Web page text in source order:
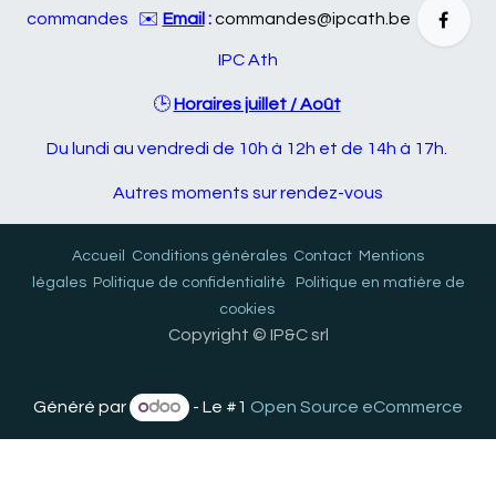
commandes ✉️ Email :commandes@ipcath.be
IPC Ath
🕒 Horaires juillet / Août
Du lundi au vendredi de 10h à 12h et de 14h à 17h.
Autres moments sur rendez-vous
Accueil Conditions générales Contact Mentions
légales Politique de confidentialité
Politique en matière de
cookies
Copyright © IP&C srl
Généré par - Le #1 Open Source eCommerce